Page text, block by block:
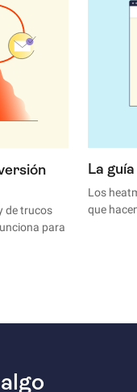
de trucos
para
más de
tus
La
Los
que